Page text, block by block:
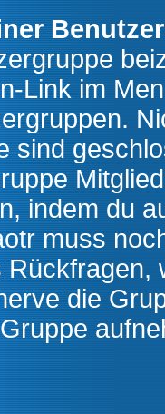
Link im
sind
indem du
muss
die